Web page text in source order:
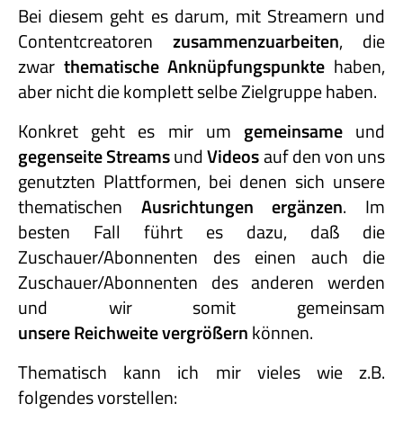
Bei diesem geht es darum, mit Streamern und
Contentcreatoren zusammenzuarbeiten, die
zwar thematische Anknüpfungspunkte haben,
aber nicht die komplett selbe Zielgruppe haben.
Konkret geht es mir um gemeinsameund
gegenseite StreamsundVideosauf den von uns
genutzten Plattformen, bei denen sich unsere
thematischen Ausrichtungen ergänzen. Im
besten Fall führt es dazu, daß die
Zuschauer/Abonnenten des einen auch die
Zuschauer/Abonnenten des anderen werden
und wir somit gemeinsam
unsere Reichweite vergrößernkönnen.
Thematisch kann ich mir vieles wie z.B.
folgendes vorstellen: